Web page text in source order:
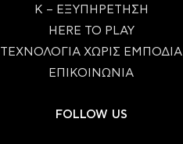
Κ – ΕΞΥΠΗΡΕΤΗΣΗ
HERE TO PLAY
ΤΕΧΝΟΛΟΓΙΑ ΧΩΡΙΣ ΕΜΠΟΔΙΑ
ΕΠΙΚΟΙΝΩΝΙΑ
FOLLOW US